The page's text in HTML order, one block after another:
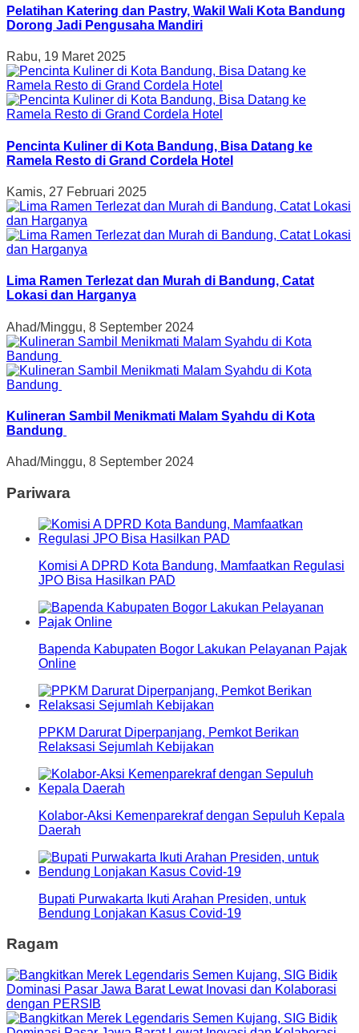
Pelatihan Katering dan Pastry, Wakil Wali Kota Bandung
Dorong Jadi Pengusaha Mandiri
Rabu, 19 Maret 2025
Pencinta Kuliner di Kota Bandung, Bisa Datang ke
Ramela Resto di Grand Cordela Hotel
Kamis, 27 Februari 2025
Lima Ramen Terlezat dan Murah di Bandung, Catat
Lokasi dan Harganya
Ahad/Minggu, 8 September 2024
Kulineran Sambil Menikmati Malam Syahdu di Kota
Bandung
Ahad/Minggu, 8 September 2024
Pariwara
Komisi A DPRD Kota Bandung, Mamfaatkan Regulasi
JPO Bisa Hasilkan PAD
Bapenda Kabupaten Bogor Lakukan Pelayanan Pajak
Online
PPKM Darurat Diperpanjang, Pemkot Berikan
Relaksasi Sejumlah Kebijakan
Kolabor-Aksi Kemenparekraf dengan Sepuluh Kepala
Daerah
Bupati Purwakarta Ikuti Arahan Presiden, untuk
Bendung Lonjakan Kasus Covid-19
Ragam